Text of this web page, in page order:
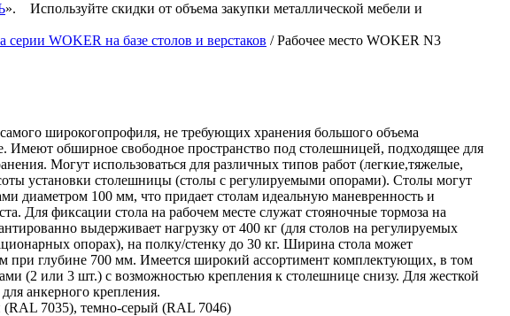
».
Используйте скидки от объема закупки металлической мебели и
серии WOKER на базе столов и верстаков / Рабочее место WOKER N3
широкогопрофиля, не требующих хранения большого объема
Имеют обширное свободное пространство под столешницей, подходящее для
Могут использоваться для различных типов работ (легкие,тяжелые,
установки столешницы (столы с регулируемыми опорами). Столы могут
диаметром 100 мм, что придает столам идеальную маневренность и
Для фиксации стола на рабочем месте служат стояночные тормоза на
выдерживает нагрузку от 400 кг (для столов на регулируемых
опорах), на полку/стенку до 30 кг. Ширина стола может
при глубине 700 мм. Имеется широкий ассортимент комплектующих, в том
(2 или 3 шт.) с возможностью крепления к столешнице снизу. Для жесткой
анкерного крепления.
(RAL 7035), темно-серый (RAL 7046)